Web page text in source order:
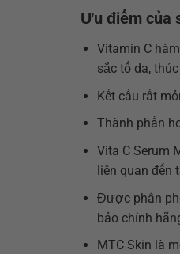
Ưu điểm của
Vitamin C
sắc tố da,
Kết cấu rất
Thành phần
Vita C Serum
liên quan đến
Được phân
bảo chính
MTC Skin là